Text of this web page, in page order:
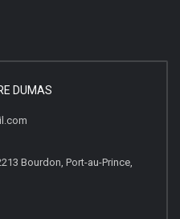
DUMAS
Bourdon, Port-au-Prince,